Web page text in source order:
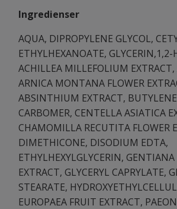
Ingredienser
AQUA, DIPROPYLENE GLYCOL,
ETHYLHEXANOATE, GLYCERIN,1,2-
ACHILLEA MILLEFOLIUM
ARNICA MONTANA FLOWER
ABSINTHIUM EXTRACT,
CARBOMER, CENTELLA ASIATICA
CHAMOMILLA RECUTITA FLOWER
DIMETHICONE, DISODIUM EDTA,
ETHYLHEXYLGLYCERIN,
EXTRACT, GLYCERYL CAPRYLATE,
STEARATE,
EUROPAEA FRUIT EXTRACT,